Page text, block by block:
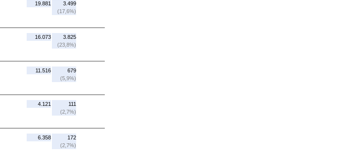
19.881
3.499
(17,6%)
16.073
3.825
(23,8%)
11.516
679
(5,9%)
4.121
111
(2,7%)
6.358
172
(2,7%)